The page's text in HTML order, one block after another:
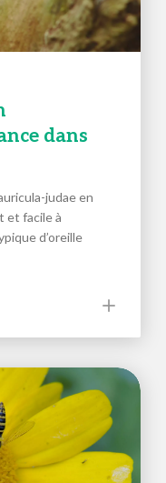
dans
judae en
et facile à
d’oreille